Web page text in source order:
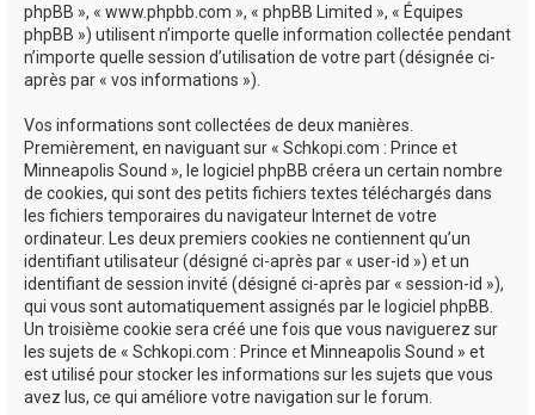
phpBB », « www.phpbb.com », « phpBB Limited », « Équipes
phpBB ») utilisent n’importe quelle information collectée pendant
n’importe quelle session d’utilisation de votre part (désignée ci-
après par « vos informations »).
Vos informations sont collectées de deux manières.
Premièrement, en naviguant sur « Schkopi.com : Prince et
Minneapolis Sound », le logiciel phpBB créera un certain nombre
de cookies, qui sont des petits fichiers textes téléchargés dans
les fichiers temporaires du navigateur Internet de votre
ordinateur. Les deux premiers cookies ne contiennent qu’un
identifiant utilisateur (désigné ci-après par « user-id ») et un
identifiant de session invité (désigné ci-après par « session-id »),
qui vous sont automatiquement assignés par le logiciel phpBB.
Un troisième cookie sera créé une fois que vous naviguerez sur
les sujets de « Schkopi.com : Prince et Minneapolis Sound » et
est utilisé pour stocker les informations sur les sujets que vous
avez lus, ce qui améliore votre navigation sur le forum.